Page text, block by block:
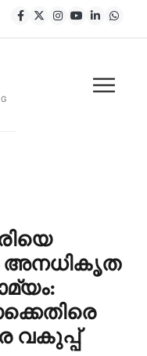
അനധികൃത
വകുപ്പ്